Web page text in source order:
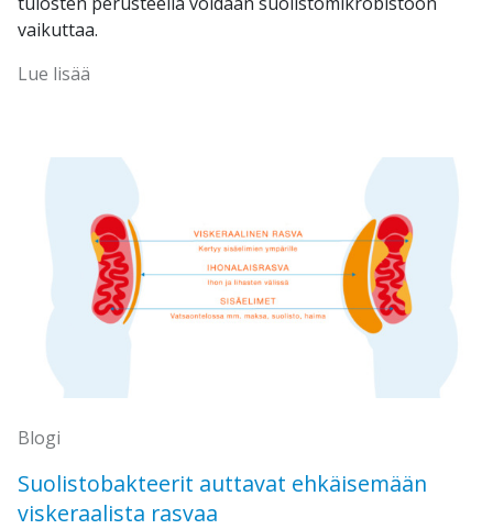
vaikuttaa.
Lue lisää
Blogi
Suolistobakteerit auttavat ehkäisemään
viskeraalista rasvaa